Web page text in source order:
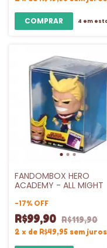
4 em
FANDOMBOX HERO
ACADEMY - ALL MIGHT
-17% OFF
R$99,90 R$119,90
2 x de R$49,95 sem juros